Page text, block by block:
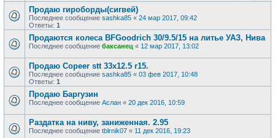
Продаю гироборды(сигвей)
Последнее сообщение sashka85 « 24 мар 2017, 09:42
Ответы: 1
Продаются колеса BFGoodrich 30/9.5/15 на литье УАЗ, Нива
Последнее сообщение баксанец « 12 мар 2017, 13:02
Продаю Copeer stt 33х12.5 r15.
Последнее сообщение sashka85 « 03 фев 2017, 10:48
Ответы: 1
Продаю Баргузин
Последнее сообщение Аслан « 20 дек 2016, 10:59
Раздатка на ниву, заниженная. 2.95
Последнее сообщение tblrnik07 « 11 дек 2016, 19:23